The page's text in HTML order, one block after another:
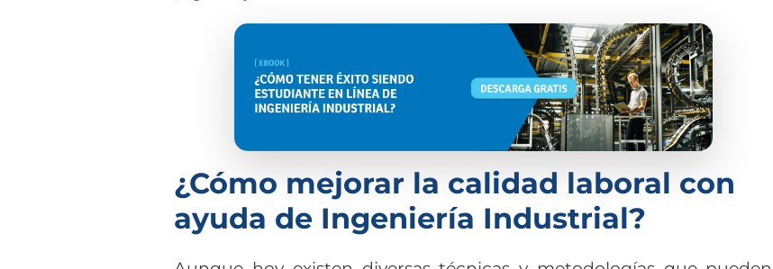
¿Cómo mejorar la calidad laboral con
ayuda de Ingeniería Industrial?